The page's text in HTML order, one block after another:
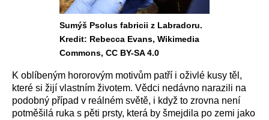
Sumýš Psolus fabricii z Labradoru.
Kredit: Rebecca Evans, Wikimedia
Commons, CC BY-SA 4.0
K oblíbeným hororovým motivům patří i oživlé kusy těl,
které si žijí vlastním životem. Vědci nedávno narazili na
podobný případ v reálném světě, i když to zrovna není
potměšilá ruka s pěti prsty, která by šmejdila po zemi jako